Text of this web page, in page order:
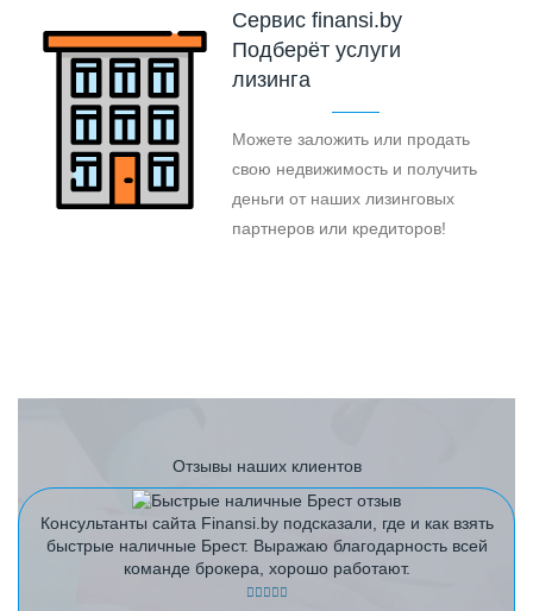
Cервис finansi.by
Подберёт услуги
лизинга
Можете заложить или продать
свою недвижимость и получить
деньги от наших лизинговых
партнеров или кредиторов!
Отзывы наших клиентов
Консультанты сайта Finansi.by подсказали, где и как взять
быстрые наличные Брест. Выражаю благодарность всей
команде брокера, хорошо работают.